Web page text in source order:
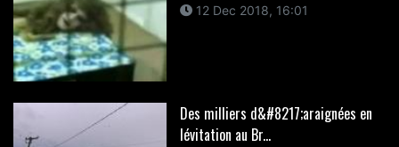
12 Dec 2018, 16:01
Des milliers d&#8217;araignées en
lévitation au Br...